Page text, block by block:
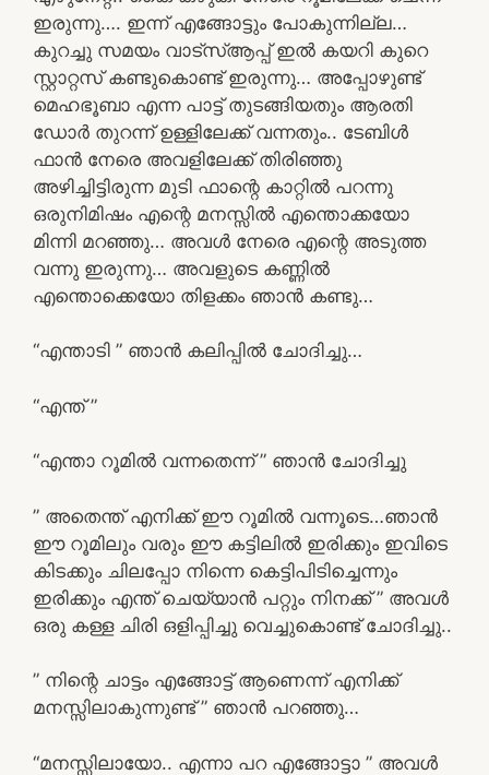
ഇരുന്നു…. ഇന്ന് എങ്ങോട്ടും പോകുന്നില്ല…
കുറച്ചു സമയം വാട്സ്ആപ്പ് ഇൽ കയറി കുറെ
സ്റ്റാറ്റസ് കണ്ടുകൊണ്ട് ഇരുന്നു… അപ്പോഴുണ്ട്
മെഹഭൂബാ എന്ന പാട്ട് തുടങ്ങിയതും ആരതി
ഡോർ തുറന്ന് ഉള്ളിലേക്ക് വന്നതും.. ടേബിൾ
ഫാൻ നേരെ അവളിലേക്ക് തിരിഞ്ഞു
അഴിച്ചിട്ടിരുന്ന മുടി ഫാന്റെ കാറ്റിൽ പറന്നു
ഒരുനിമിഷം എന്റെ മനസ്സിൽ എന്തൊക്കയോ
മിന്നി മറഞ്ഞു… അവൾ നേരെ എന്റെ അടുത്ത
വന്നു ഇരുന്നു… അവളുടെ കണ്ണിൽ
എന്തൊക്കെയോ തിളക്കം ഞാൻ കണ്ടു…
“എന്താടി ” ഞാൻ കലിപ്പിൽ ചോദിച്ചു…
“എന്ത് ”
“എന്താ റൂമിൽ വന്നതെന്ന് ” ഞാൻ ചോദിച്ചു
” അതെന്ത് എനിക്ക് ഈ റൂമിൽ വന്നൂടെ…ഞാൻ
ഈ റൂമിലും വരും ഈ കട്ടിലിൽ ഇരിക്കും ഇവിടെ
കിടക്കും ചിലപ്പോ നിന്നെ കെട്ടിപിടിച്ചെന്നും
ഇരിക്കും എന്ത് ചെയ്യാൻ പറ്റും നിനക്ക് ” അവൾ
ഒരു കള്ള ചിരി ഒളിപ്പിച്ചു വെച്ചുകൊണ്ട് ചോദിച്ചു..
” നിന്റെ ചാട്ടം എങ്ങോട്ട് ആണെന്ന് എനിക്ക്
മനസ്സിലാകുന്നുണ്ട് ” ഞാൻ പറഞ്ഞു…
“മനസ്സിലായോ.. എന്നാ പറ എങ്ങോട്ടാ ” അവൾ